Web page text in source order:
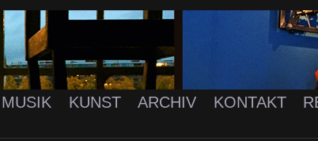
MUSIK KUNST ARCHIV KONTAKT